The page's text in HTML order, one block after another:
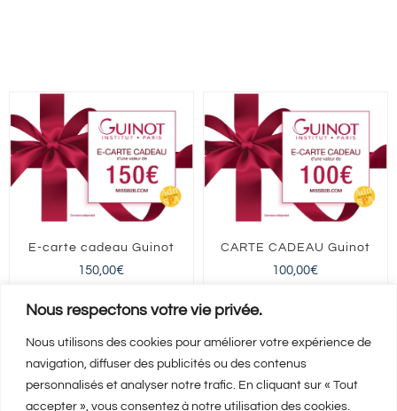
Nous respectons votre vie privée.
Nous utilisons des cookies pour améliorer votre expérience de
navigation, diffuser des publicités ou des contenus
personnalisés et analyser notre trafic. En cliquant sur « Tout
accepter », vous consentez à notre utilisation des cookies.
E-carte cadeau Guinot
150,00€
FRANCE entière
Ajouter au panier
Détails
CARTE CADEAU Guinot
100,00€
Ajouter au panier
Détails